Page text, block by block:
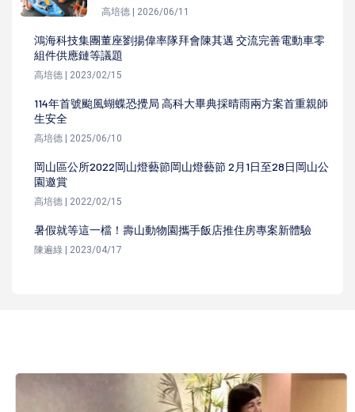
高培德 | 2026/06/11
鴻海科技集團董座劉揚偉率隊拜會陳其邁 交流完善電動車零
組件供應鏈等議題
高培德 | 2023/02/15
114年首號颱風蝴蝶恐攪局 高科大畢典採晴雨兩方案首重親師
生安全
高培德 | 2025/06/10
岡山區公所2022岡山燈藝節岡山燈藝節 2月1日至28日岡山公
園邀賞
高培德 | 2022/02/15
暑假就等這一檔！壽山動物園攜手飯店推住房專案新體驗
陳遍綠 | 2023/04/17